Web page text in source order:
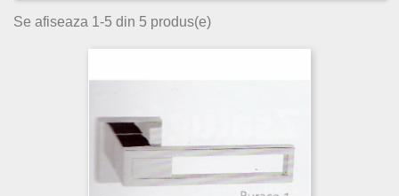
Se afiseaza 1-5 din 5 produs(e)